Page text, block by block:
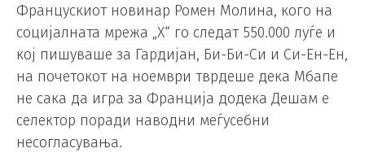
Францускиот новинар Ромен Молина, кого на
социјалната мрежа „X“ го следат 550.000 луѓе и
кој пишуваше за Гардијан, Би-Би-Си и Си-Ен-Ен,
на почетокот на ноември тврдеше дека Мбапе
не сака да игра за Франција додека Дешам е
селектор поради наводни меѓусебни
несогласувања.